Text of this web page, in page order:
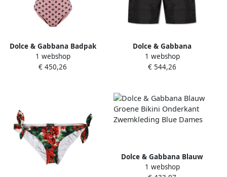
Dolce & Gabbana Badpak
Pink Dames
1 webshop
€ 450,26
Dolce & Gabbana
Zwembroek Black Heren
1 webshop
€ 544,26
Dolce & Gabbana Blauw
Groene Bikini Onderkant
1 webshop